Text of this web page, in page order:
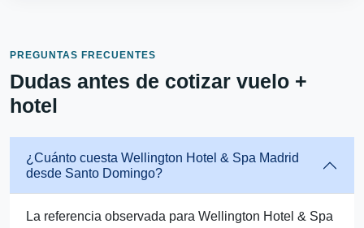
PREGUNTAS FRECUENTES
Dudas antes de cotizar vuelo +
hotel
¿Cuánto cuesta Wellington Hotel & Spa Madrid
desde Santo Domingo?
La referencia observada para Wellington Hotel & Spa